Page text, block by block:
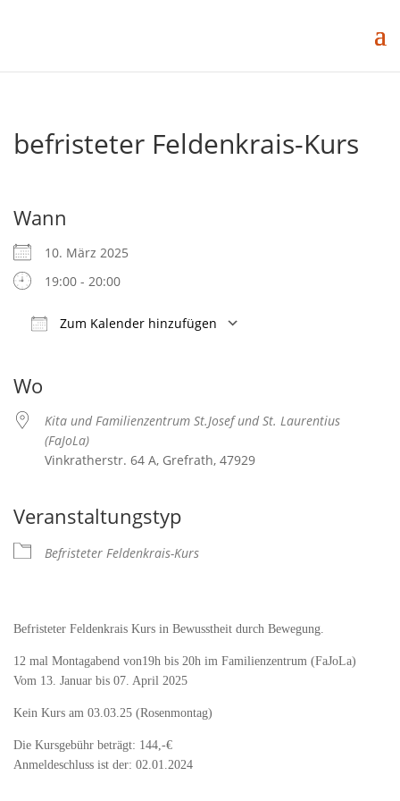
befristeter Feldenkrais-Kurs
Wann
10. März 2025
19:00 - 20:00
Zum Kalender hinzufügen
Wo
Kita und Familienzentrum St.Josef und St. Laurentius
(FaJoLa)
Vinkratherstr. 64 A, Grefrath, 47929
Veranstaltungstyp
Befristeter Feldenkrais-Kurs
Befristeter Feldenkrais Kurs in Bewusstheit durch Bewegung.
12 mal Montagabend von19h bis 20h im Familienzentrum (FaJoLa)
Vom 13. Januar bis 07. April 2025
Kein Kurs am 03.03.25 (Rosenmontag)
Die Kursgebühr beträgt: 144,-€
Anmeldeschluss ist der: 02.01.2024